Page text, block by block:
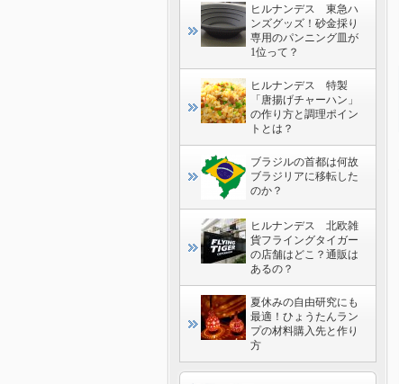
ヒルナンデス 東急ハ
ンズグッズ！砂金採り
専用のパンニング皿が
1位って？
ヒルナンデス 特製
「唐揚げチャーハン」
の作り方と調理ポイン
トとは？
ブラジルの首都は何故
ブラジリアに移転した
のか？
ヒルナンデス 北欧雑
貨フライングタイガー
の店舗はどこ？通販は
あるの？
夏休みの自由研究にも
最適！ひょうたんラン
プの材料購入先と作り
方